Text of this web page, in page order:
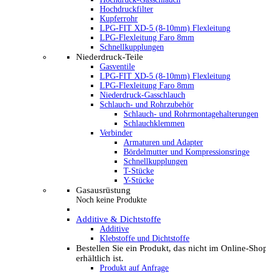
Hochdruckfilter
Kupferrohr
LPG-FIT XD-5 (8-10mm) Flexleitung
LPG-Flexleitung Faro 8mm
Schnellkupplungen
Niederdruck-Teile
Gasventile
LPG-FIT XD-5 (8-10mm) Flexleitung
LPG-Flexleitung Faro 8mm
Niederdruck-Gasschlauch
Schlauch- und Rohrzubehör
Schlauch- und Rohrmontagehalterungen
Schlauchklemmen
Verbinder
Armaturen und Adapter
Bördelmutter und Kompressionsringe
Schnellkupplungen
T-Stücke
Y-Stücke
Gasausrüstung
Noch keine Produkte
Additive & Dichtstoffe
Additive
Klebstoffe und Dichtstoffe
Bestellen Sie ein Produkt, das nicht im Online-
erhältlich ist.
Produkt auf Anfrage